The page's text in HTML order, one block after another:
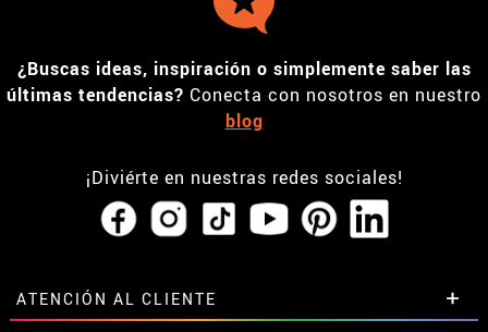
¿Buscas ideas, inspiración o simplemente saber las
últimas tendencias? Conecta con nosotros en nuestro
blog
¡Diviérte en nuestras redes sociales!
ATENCIÓN AL CLIENTE